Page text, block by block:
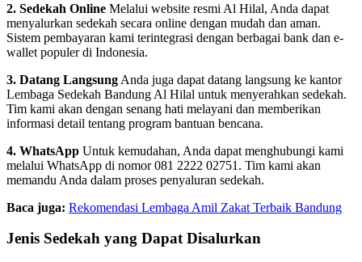
2. Sedekah Online Melalui website resmi Al Hilal, Anda dapat
menyalurkan sedekah secara online dengan mudah dan aman.
Sistem pembayaran kami terintegrasi dengan berbagai bank dan e-
wallet populer di Indonesia.
3. Datang Langsung Anda juga dapat datang langsung ke kantor
Lembaga Sedekah Bandung Al Hilal untuk menyerahkan sedekah.
Tim kami akan dengan senang hati melayani dan memberikan
informasi detail tentang program bantuan bencana.
4. WhatsApp Untuk kemudahan, Anda dapat menghubungi kami
melalui WhatsApp di nomor 081 2222 02751. Tim kami akan
memandu Anda dalam proses penyaluran sedekah.
Baca juga: Rekomendasi Lembaga Amil Zakat Terbaik Bandung
Jenis Sedekah yang Dapat Disalurkan